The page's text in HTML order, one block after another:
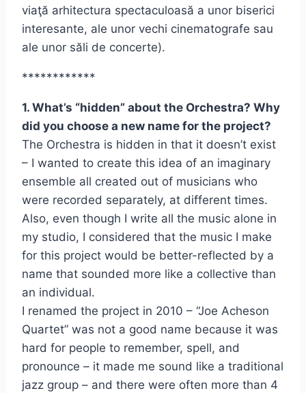
viaţă arhitectura spectaculoasă a unor biserici
interesante, ale unor vechi cinematografe sau
ale unor săli de concerte).
************
1. What’s “hidden” about the Orchestra? Why
did you choose a new name for the project?
The Orchestra is hidden in that it doesn’t exist
– I wanted to create this idea of an imaginary
ensemble all created out of musicians who
were recorded separately, at different times.
Also, even though I write all the music alone in
my studio, I considered that the music I make
for this project would be better-reflected by a
name that sounded more like a collective than
an individual.
I renamed the project in 2010 – “Joe Acheson
Quartet” was not a good name because it was
hard for people to remember, spell, and
pronounce – it made me sound like a traditional
jazz group – and there were often more than 4